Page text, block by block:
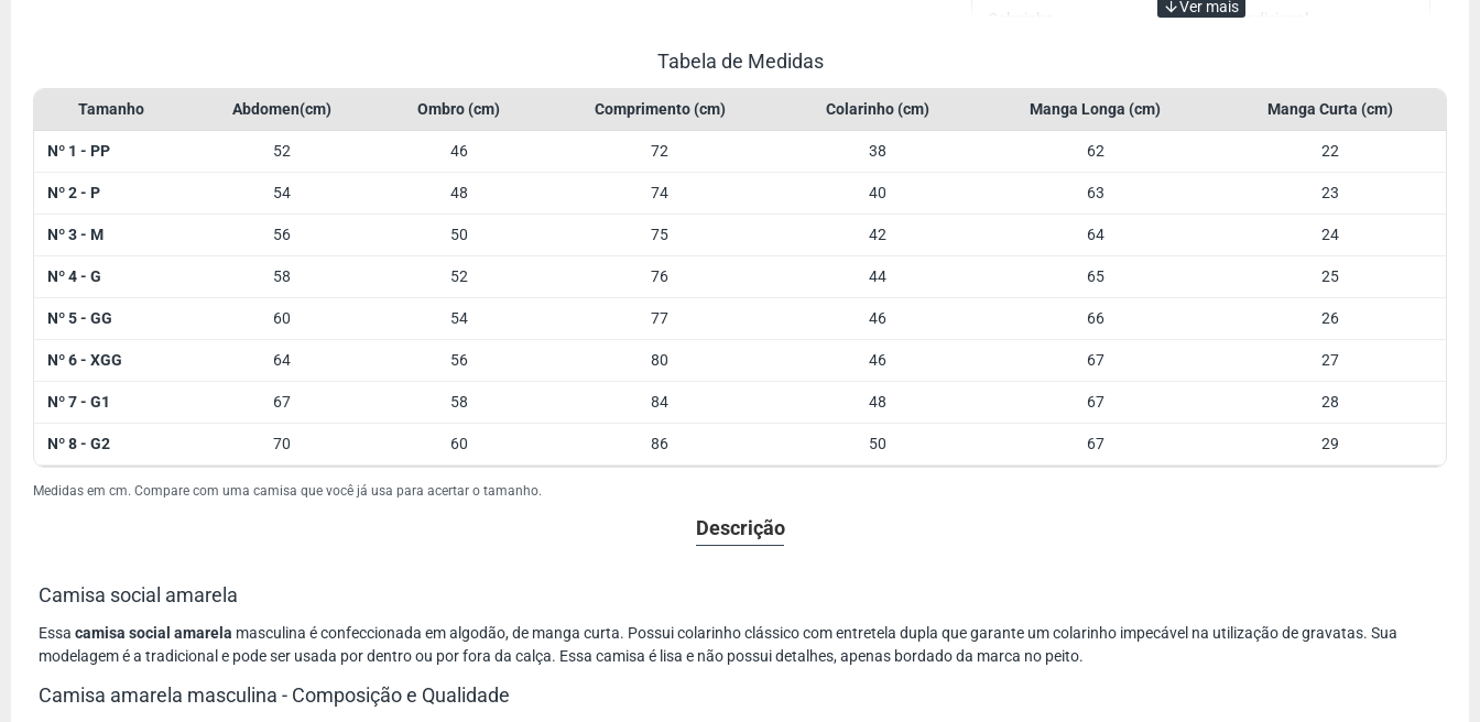
Colarinho Tradicional
Manga Manga Curta
Tabela de Medidas
Tamanho Abdomen(cm) Ombro (cm) Comprimento (cm) Colarinho (cm) Manga Longa (cm) Manga Curta (cm)
Nº 1 - PP 52 46 72 38 62 22
Nº 2 - P 54 48 74 40 63 23
Nº 3 - M 56 50 75 42 64 24
Nº 4 - G 58 52 76 44 65 25
Nº 5 - GG 60 54 77 46 66 26
Nº 6 - XGG 64 56 80 46 67 27
Nº 7 - G1 67 58 84 48 67 28
Nº 8 - G2 70 60 86 50 67 29
Medidas em cm. Compare com uma camisa que você já usa para acertar o tamanho.
Descrição
Camisa social amarela
Essa camisa social amarela masculina é confeccionada em algodão, de manga curta. Possui colarinho clássico com entretela dupla que garante um colarinho impecável na utilização de gravatas. Sua
modelagem é a tradicional e pode ser usada por dentro ou por fora da calça. Essa camisa é lisa e não possui detalhes, apenas bordado da marca no peito.
Camisa amarela masculina - Composição e Qualidade